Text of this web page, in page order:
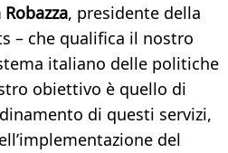
, presidente della
– che qualifica il nostro
italiano delle politiche
obiettivo è quello di
di questi servizi,
del